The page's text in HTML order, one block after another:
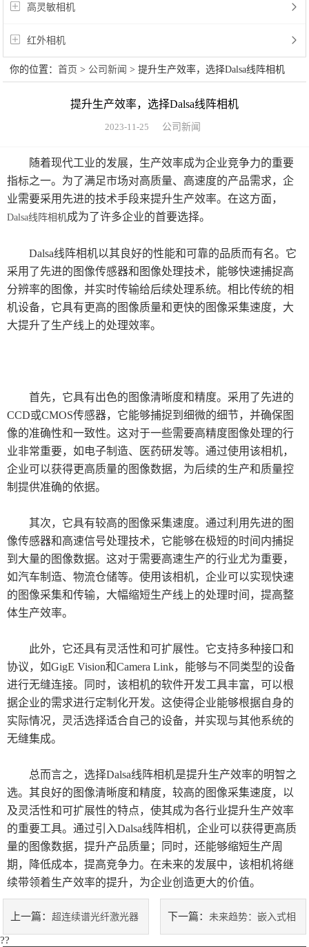
高灵敏相机
红外相机
你的位置：首页 > 公司新闻 > 提升生产效率，选择Dalsa线阵相机
提升生产效率，选择Dalsa线阵相机
2023-11-25 公司新闻
随着现代工业的发展，生产效率成为企业竞争力的重要
指标之一。为了满足市场对高质量、高速度的产品需求，企
业需要采用先进的技术手段来提升生产效率。在这方面，
Dalsa线阵相机成为了许多企业的首要选择。
Dalsa线阵相机以其良好的性能和可靠的品质而有名。它
采用了先进的图像传感器和图像处理技术，能够快速捕捉高
分辨率的图像，并实时传输给后续处理系统。相比传统的相
机设备，它具有更高的图像质量和更快的图像采集速度，大
大提升了生产线上的处理效率。
首先，它具有出色的图像清晰度和精度。采用了先进的
CCD或CMOS传感器，它能够捕捉到细微的细节，并确保图
像的准确性和一致性。这对于一些需要高精度图像处理的行
业非常重要，如电子制造、医药研发等。通过使用该相机，
企业可以获得更高质量的图像数据，为后续的生产和质量控
制提供准确的依据。
其次，它具有较高的图像采集速度。通过利用先进的图
像传感器和高速信号处理技术，它能够在极短的时间内捕捉
到大量的图像数据。这对于需要高速生产的行业尤为重要，
如汽车制造、物流仓储等。使用该相机，企业可以实现快速
的图像采集和传输，大幅缩短生产线上的处理时间，提高整
体生产效率。
此外，它还具有灵活性和可扩展性。它支持多种接口和
协议，如GigE Vision和Camera Link，能够与不同类型的设备
进行无缝连接。同时，该相机的软件开发工具丰富，可以根
据企业的需求进行定制化开发。这使得企业能够根据自身的
实际情况，灵活选择适合自己的设备，并实现与其他系统的
无缝集成。
总而言之，选择Dalsa线阵相机是提升生产效率的明智之
选。其良好的图像清晰度和精度，较高的图像采集速度，以
及灵活性和可扩展性的特点，使其成为各行业提升生产效率
的重要工具。通过引入Dalsa线阵相机，企业可以获得更高质
量的图像数据，提升产品质量；同时，还能够缩短生产周
期，降低成本，提高竞争力。在未来的发展中，该相机将继
续带领着生产效率的提升，为企业创造更大的价值。
上一篇：超连续谱光纤激光器 下一篇： 未来趋势：嵌入式相
??